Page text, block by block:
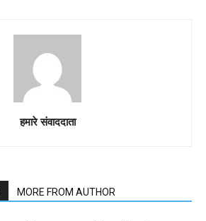
हमारे संवाददाता
MORE FROM AUTHOR